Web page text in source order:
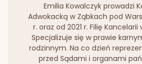
Emilia Kowalczyk prowadzi
Adwokacką w Ząbkach pod
r. oraz od 2021 r. Filię Kancelarii
Specjalizuje się w prawie
rodzinnym. Na co dzień
przed Sądami i organami